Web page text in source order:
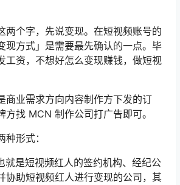
两个字，先说变现。在短视频账号的
现方式」是需要最先确认的一点。毕
工资，不想好怎么变现赚钱，做短视
商业需求方向内容制作方下发的订
方找 MCN 制作公司打广告即可。
形式：
就是短视频红人的签约机构、经纪公
协助短视频红人进行变现的公司，其